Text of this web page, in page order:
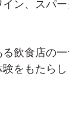
ン、スパ
飲食店の
をもたらし